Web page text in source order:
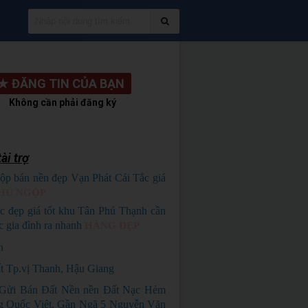
ĐĂNG TIN CỦA BẠN
Không cần phải đăng ký
trợ
bán nền đẹp Vạn Phát Cái Tắc giá
đẹp giá tốt khu Tân Phú Thạnh cần
gia đình ra nhanh
Tp.vị Thanh, Hậu Giang
Bán Đất Nền nền Đất Nạc Hẻm
Quốc Việt, Gần Ngã 5 Nguyễn Văn